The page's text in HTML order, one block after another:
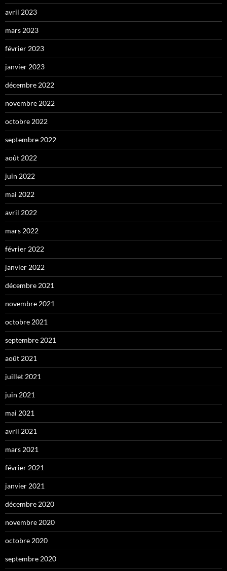
avril 2023
mars 2023
février 2023
janvier 2023
décembre 2022
novembre 2022
octobre 2022
septembre 2022
août 2022
juin 2022
mai 2022
avril 2022
mars 2022
février 2022
janvier 2022
décembre 2021
novembre 2021
octobre 2021
septembre 2021
août 2021
juillet 2021
juin 2021
mai 2021
avril 2021
mars 2021
février 2021
janvier 2021
décembre 2020
novembre 2020
octobre 2020
septembre 2020